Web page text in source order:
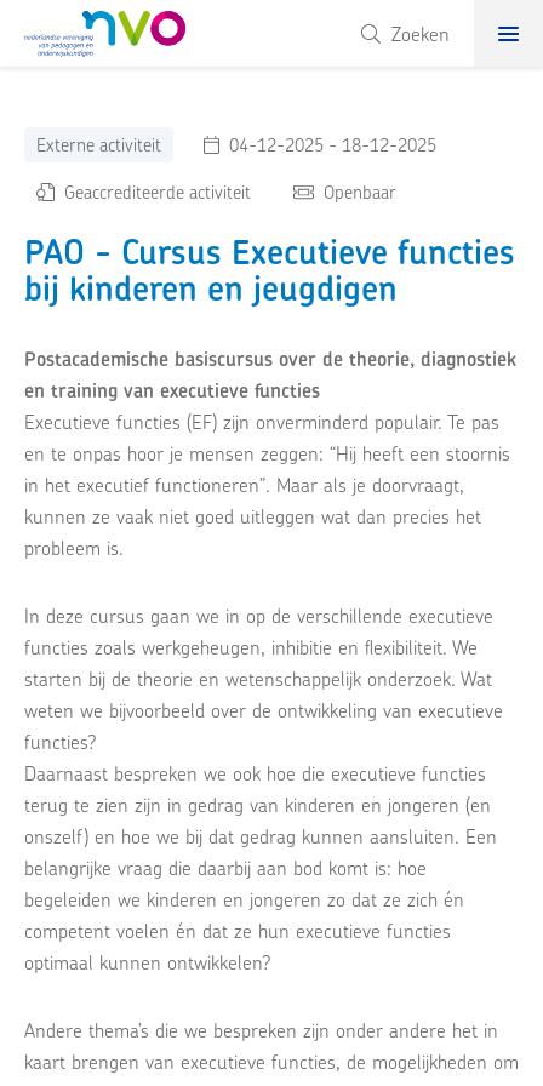
NVO Zoeken
Externe activiteit
04-12-2025 - 18-12-2025
Geaccrediteerde activiteit
Openbaar
PAO - Cursus Executieve functies
bij kinderen en jeugdigen
Postacademische basiscursus over de theorie, diagnostiek
en training van executieve functies
Executieve functies (EF) zijn onverminderd populair. Te pas
en te onpas hoor je mensen zeggen: “Hij heeft een stoornis
in het executief functioneren”. Maar als je doorvraagt,
kunnen ze vaak niet goed uitleggen wat dan precies het
probleem is.
In deze cursus gaan we in op de verschillende executieve
functies zoals werkgeheugen, inhibitie en flexibiliteit. We
starten bij de theorie en wetenschappelijk onderzoek. Wat
weten we bijvoorbeeld over de ontwikkeling van executieve
functies?
Daarnaast bespreken we ook hoe die executieve functies
terug te zien zijn in gedrag van kinderen en jongeren (en
onszelf) en hoe we bij dat gedrag kunnen aansluiten. Een
belangrijke vraag die daarbij aan bod komt is: hoe
begeleiden we kinderen en jongeren zo dat ze zich én
competent voelen én dat ze hun executieve functies
optimaal kunnen ontwikkelen?
Andere thema’s die we bespreken zijn onder andere het in
kaart brengen van executieve functies, de mogelijkheden om